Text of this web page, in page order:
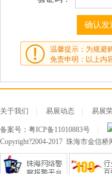
温馨提示：为规避
免责申明：以上内
关于我们 易展动态 易展
备案号： 粤ICP备11010883号
Copyright?2004-2017 珠海市金信